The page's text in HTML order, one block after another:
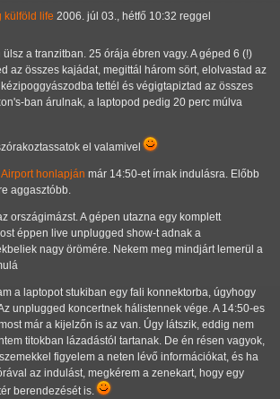
külföld life 2006. júl 03., hétfő 10:32 reggel
a tranzitban. 25 órája ébren vagy. A géped 6 (!)
az összes kajádat, megittál három sört, elolvastad az
tettél és végigtapiztad az összes
ban árulnak, a laptopod pedig 20 perc múlva
el valamivel
Airport honlapján már 14:50-et írnak indulásra. Előbb
aggasztóbb.
országimázst. A gépen utazna egy komplett
éppen live unplugged show-t adnak a
nagy örömére. Nekem meg mindjárt lemerül a
a laptopot stukiban egy fali konnektorba, úgyhogy
unplugged koncertnek hálistennek vége. A 14:50-es
már a kijelzőn is az van. Úgy látszik, eddig nem
titokban lázadástól tartanak. De én résen vagyok,
figyelem a neten lévő információkat, és ha
az indulást, megkérem a zenekart, hogy egy
berendezését is.